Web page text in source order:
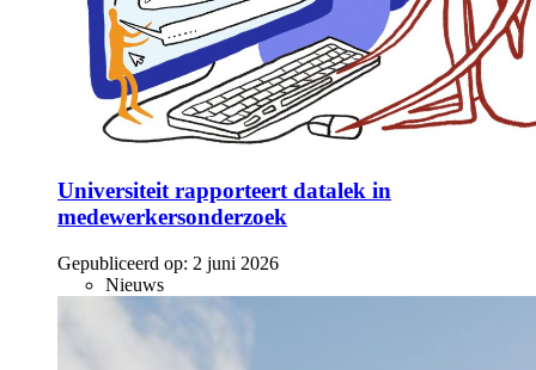
Universiteit rapporteert datalek in
medewerkersonderzoek
Gepubliceerd op: 2 juni 2026
Nieuws